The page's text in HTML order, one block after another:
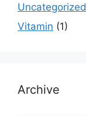
Uncategorized
Vitamin (1)
Archive